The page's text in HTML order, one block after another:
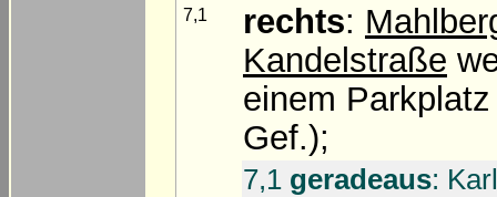
7,1 rechts:
Kandelstraße
einem
Gef.);
7,1 geradeaus: